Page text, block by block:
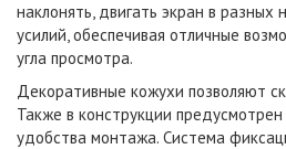
наклонять, двигать экран в разных
усилий, обеспечивая отличные
угла просмотра.
Декоративные кожухи позволяют
Также в конструкции
удобства монтажа. Система